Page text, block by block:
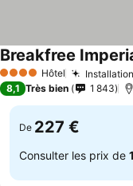
4 Étoiles Hôtel
Breakfree
8,1 Très bien 1 843
De 227 €
Consulter les prix de